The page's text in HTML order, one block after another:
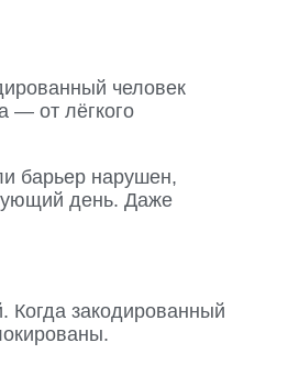
человек
— от лёгкого
барьер нарушен,
день. Даже
Когда закодированный